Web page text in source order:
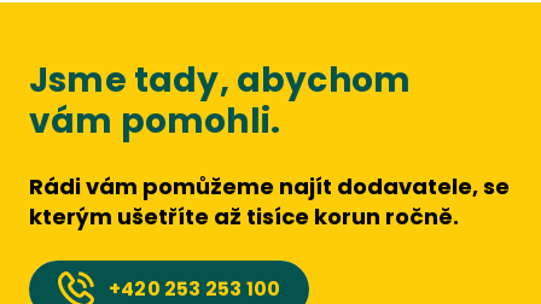
Jsme tady, abychom
vám pomohli.
Rádi vám pomůžeme najít dodavatele, se
kterým ušetříte až tisíce korun ročně.
+420 253 253 100